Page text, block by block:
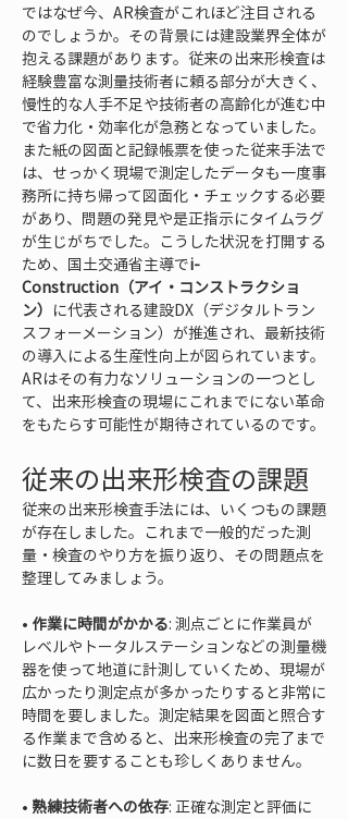
ではなぜ今、AR検査がこれほど注目される
のでしょうか。その背景には建設業界全体が
抱える課題があります。従来の出来形検査は
経験豊富な測量技術者に頼る部分が大きく、
慢性的な人手不足や技術者の高齢化が進む中
で省力化・効率化が急務となっていました。
また紙の図面と記録帳票を使った従来手法で
は、せっかく現場で測定したデータも一度事
務所に持ち帰って図面化・チェックする必要
があり、問題の発見や是正指示にタイムラグ
が生じがちでした。こうした状況を打開する
ため、国土交通省主導でi-
Construction（アイ・コンストラクショ
ン） に代表される建設DX（デジタルトラン
スフォーメーション）が推進され、最新技術
の導入による生産性向上が図られています。
ARはその有力なソリューションの一つとし
て、出来形検査の現場にこれまでにない革命
をもたらす可能性が期待されているのです。
従来の出来形検査の課題
従来の出来形検査手法には、いくつもの課題
が存在しました。これまで一般的だった測
量・検査のやり方を振り返り、その問題点を
整理してみましょう。
• 作業に時間がかかる: 測点ごとに作業員が
レベルやトータルステーションなどの測量機
器を使って地道に計測していくため、現場が
広かったり測定点が多かったりすると非常に
時間を要しました。測定結果を図面と照合す
る作業まで含めると、出来形検査の完了まで
• 熟練技術者への依存: 正確な測定と評価に